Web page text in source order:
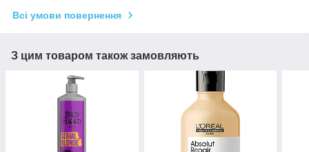
Всі умови повернення
З цим товаром також замовляють